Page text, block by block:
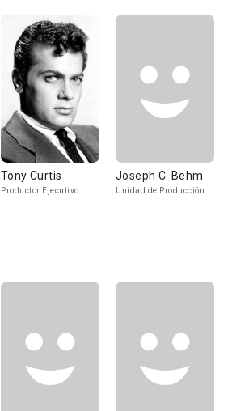
Tony Curtis
Productor Ejecutivo
Joseph C. Behm
Unidad de Producción